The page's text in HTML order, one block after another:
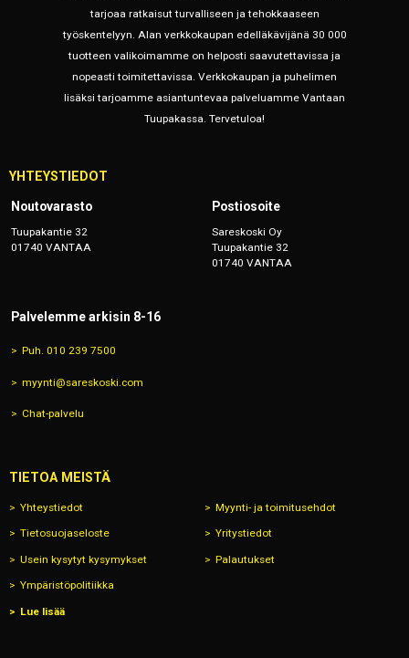
tarjoaa ratkaisut turvalliseen ja tehokkaaseen
työskentelyyn. Alan verkkokaupan edelläkävijänä 30 000
tuotteen valikoimamme on helposti saavutettavissa ja
nopeasti toimitettavissa. Verkkokaupan ja puhelimen
lisäksi tarjoamme asiantuntevaa palveluamme Vantaan
Tuupakassa. Tervetuloa!
YHTEYSTIEDOT
Noutovarasto
Tuupakantie 32
01740 VANTAA
Postiosoite
Sareskoski Oy
Tuupakantie 32
01740 VANTAA
Palvelemme arkisin 8-16
Puh. 010 239 7500
myynti@sareskoski.com
Chat-palvelu
TIETOA MEISTÄ
Yhteystiedot Myynti- ja toimitusehdot
Tietosuojaseloste Yritystiedot
Usein kysytyt kysymykset Palautukset
Ympäristöpolitiikka
Lue lisää